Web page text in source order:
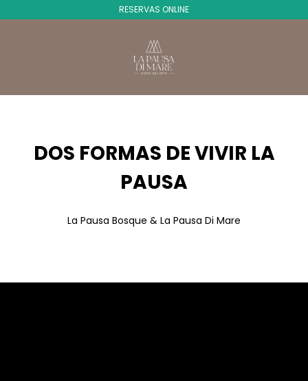
RESERVAS ONLINE
DOS FORMAS DE VIVIR LA
PAUSA
La Pausa Bosque & La Pausa Di Mare